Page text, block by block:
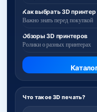
Как выбрать 3D принтер
Важно знать перед покупкой
Обзоры 3D принтеров
Ролики о разных принтерах
Что такое 3D печать?